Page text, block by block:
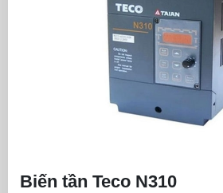
Biến tần Teco N310